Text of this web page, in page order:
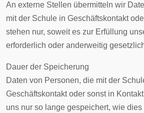
An externe Stellen übermitteln wir
mit der Schule in Geschäftskontakt
stehen nur, soweit es zur Erfüllung
erforderlich oder anderweitig
Dauer der Speicherung
Daten von Personen, die mit der
Geschäftskontakt oder sonst in
uns nur so lange gespeichert, wie